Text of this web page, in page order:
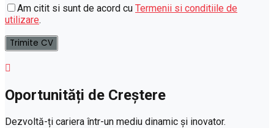
Am citit si sunt de acord cu Termenii si conditiile de
utilizare.
Oportunități de Creștere
Dezvoltă-ți cariera într-un mediu dinamic și inovator.